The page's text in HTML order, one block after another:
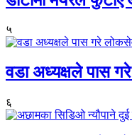
५
वडा अध्यक्षले पास
६